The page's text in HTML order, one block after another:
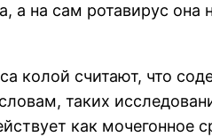
на сам ротавирус она
колой считают, что
таких
как мочегонное